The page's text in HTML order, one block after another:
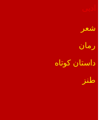
ادبی
شعر
رمان
داستان کوتاه
طنز